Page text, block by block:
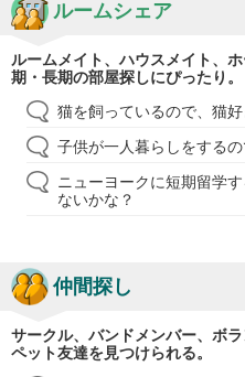
ルームシェア
ルームメイト、ハウスメイト、
期・長期の部屋探しにぴったり。
猫を飼っているので、猫
子供が一人暮らしをする
ニューヨークに短期留学
ないかな？
仲間探し
サークル、バンドメンバー、ボ
ペット友達を見つけられる。